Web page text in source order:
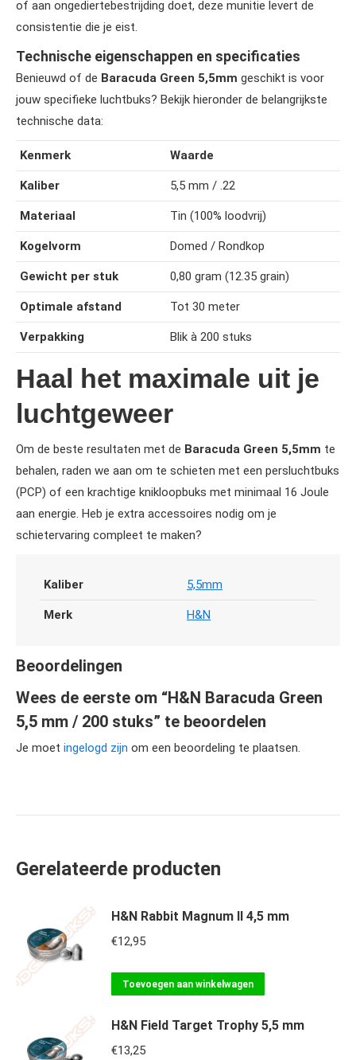
of aan ongediertebestrijding doet, deze munitie levert de
consistentie die je eist.
Technische eigenschappen en specificaties
Benieuwd of de Baracuda Green 5,5mm geschikt is voor
jouw specifieke luchtbuks? Bekijk hieronder de belangrijkste
technische data:
Kenmerk Waarde
Kaliber 5,5 mm / .22
Materiaal Tin (100% loodvrij)
Kogelvorm Domed / Rondkop
Gewicht per stuk 0,80 gram (12.35 grain)
Optimale afstand Tot 30 meter
Verpakking Blik à 200 stuks
Haal het maximale uit je
luchtgeweer
Om de beste resultaten met de Baracuda Green 5,5mm te
behalen, raden we aan om te schieten met een persluchtbuks
(PCP) of een krachtige knikloopbuks met minimaal 16 Joule
aan energie. Heb je extra accessoires nodig om je
schietervaring compleet te maken?
Kaliber 5,5mm
Merk H&N
Beoordelingen
Wees de eerste om “H&N Baracuda Green
5,5 mm / 200 stuks” te beoordelen
Je moet ingelogd zijn om een beoordeling te plaatsen.
Gerelateerde producten
H&N Rabbit Magnum II 4,5 mm
€12,95
Toevoegen aan winkelwagen
H&N Field Target Trophy 5,5 mm
€13,25